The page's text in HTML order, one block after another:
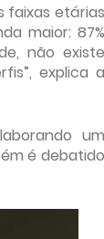
faixas etárias
maior: 87%
não existe
explica a
um
é debatido